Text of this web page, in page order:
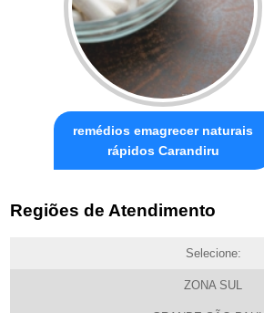
remédios emagrecer naturais
rápidos Carandiru
Regiões de Atendimento
Selecione:
ZONA SUL